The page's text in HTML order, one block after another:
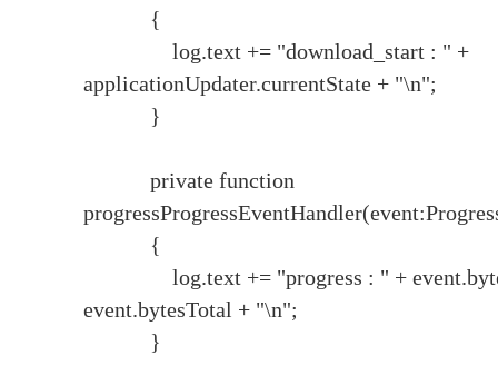
{
log.text += "download_start : " +
applicationUpdater.currentState + "\n";
}
private function
{
log.text += "progress : " +
event.bytesTotal + "\n";
}